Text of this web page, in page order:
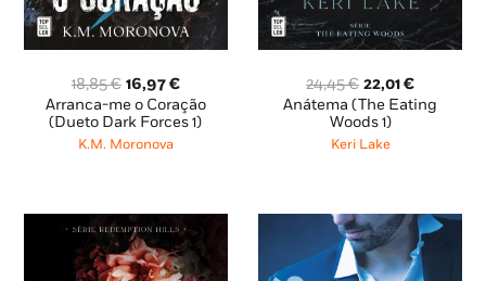
18,85€ O
preço
original
era:
16,97€O
preço
atual
Arranca-me o Coração
(Dueto Dark Forces 1)
K.M. Moronova
24,45€ O
preço
original
era:
22,01€O
preço
Anátema (The Eating
Woods 1)
Keri Lake